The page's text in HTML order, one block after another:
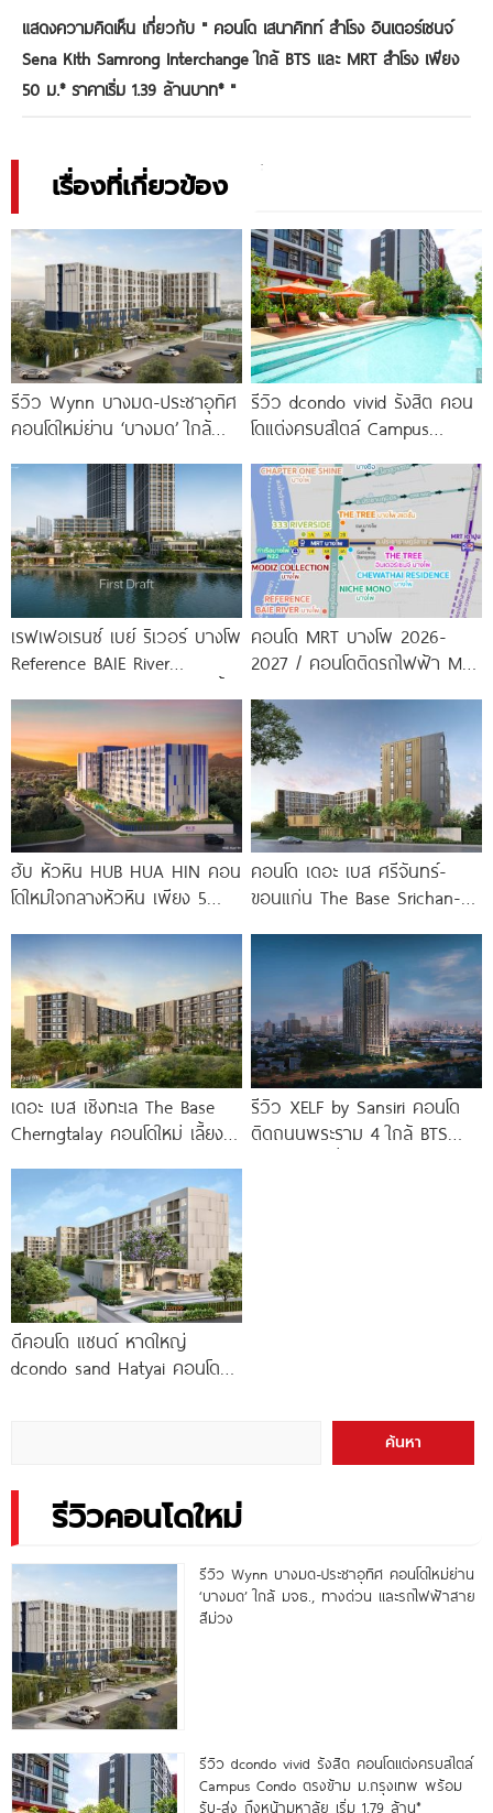
แสดงความคิดเห็น เกี่ยวกับ " คอนโด เสนาคิทท์ สำโรง อินเตอร์เชนจ์
Sena Kith Samrong Interchange ใกล้ BTS และ MRT สำโรง เพียง
50 ม.* ราคาเริ่ม 1.39 ล้านบาท*"
เรื่องที่เกี่ยวข้อง
รีวิว Wynn บางมด-ประชาอุทิศ
คอนโดใหม่ย่าน ‘บางมด’ ใกล้
สายสีม่วง
รีวิว dcondo vivid รังสิต คอน
โดแต่งครบสไตล์ Campus
พร้อมรับ-ส่ง
เรฟเฟอเรนซ์ เบย์ ริเวอร์ บางโพ
Reference BAIE River
จาก
คอนโด MRT บางโพ 2026-
2027 / คอนโดติดรถไฟฟ้า MRT
ฮับ หัวหิน HUB HUA HIN คอน
โดใหม่ใจกลางหัวหิน เพียง 5
คอนโด เดอะ เบส ศรีจันทร์-
ขอนแก่น The Base Srichan-
ขอนแก่น
เดอะ เบส เชิงทะเล The Base
Cherngtalay คอนโดใหม่ เลี้ยง
รีวิว XELF by Sansiri คอนโด
ติดถนนพระราม 4 ใกล้ BTS
ดีคอนโด แซนด์ หาดใหญ่
dcondo sand Hatyai คอนโด
ค้นหา
รีวิวคอนโดใหม่
รีวิว Wynn บางมด-ประชาอุทิศ คอนโดใหม่ย่าน
‘บางมด’ ใกล้ มจธ., ทางด่วน และรถไฟฟ้าสาย
สีม่วง
รีวิว dcondo vivid รังสิต คอนโดแต่งครบสไตล์
Campus Condo ตรงข้าม ม.กรุงเทพ พร้อม
รับ-ส่ง ถึงหน้ามหาลัย เริ่ม 1.79 ล้าน*